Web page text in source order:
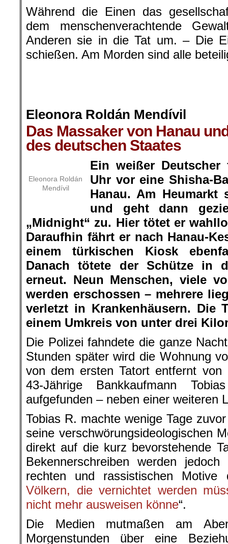
Während die Einen das
dem menschenverachtende
Anderen sie in die Tat um. – Die
schießen. Am Morden sind alle
Eleonora Roldán Mendívil
Das Massaker von Hanau
des deutschen Staates
Eleonora Roldán
Mendívil
Ein weißer
Uhr vor eine Shisha-
Hanau. Am
und geht dann
„Midnight“ zu. Hier tötet er
Daraufhin fährt er nach Hanau-
einem türkischen Kiosk
Danach tötete der Schütze in
erneut. Neun Menschen, viele
werden erschossen – mehrere
verletzt in Krankenhäusern. Die
einem Umkreis von unter drei
Die Polizei fahndete die ganze
Stunden später wird die Wohnung
von dem ersten Tatort entfernt
43-Jährige Bankkaufmann
aufgefunden – neben einer weiteren
Tobias R. machte wenige Tage
seine verschwörungsideologischen
direkt auf die kurz bevorstehende
Bekennerschreiben werden jedoch
rechten und rassistischen
Völkern, die vernichtet werden
nicht mehr ausweisen könne“.
Die Medien mutmaßen am
Morgenstunden über eine